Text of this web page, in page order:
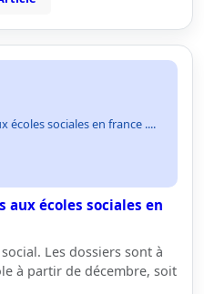
sociales en france ....
écoles sociales en
Les dossiers sont à
à partir de décembre, soit